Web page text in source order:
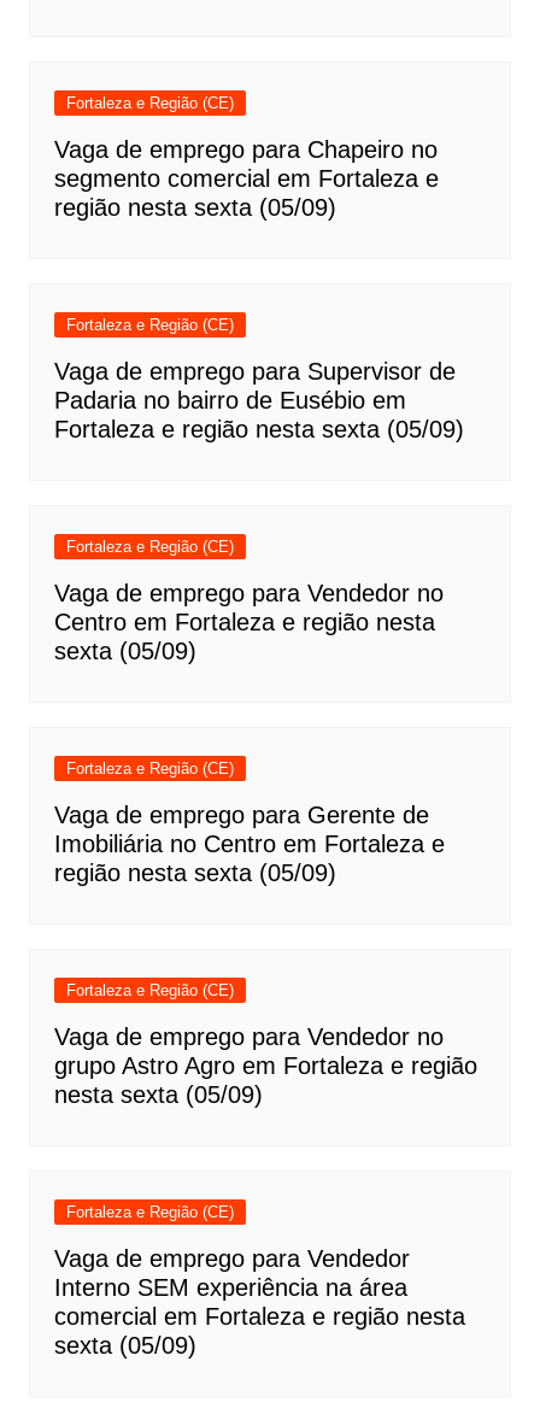
Fortaleza e Região (CE)
Vaga de emprego para Chapeiro no
segmento comercial em Fortaleza e
região nesta sexta (05/09)
Fortaleza e Região (CE)
Vaga de emprego para Supervisor de
Padaria no bairro de Eusébio em
Fortaleza e região nesta sexta (05/09)
Fortaleza e Região (CE)
Vaga de emprego para Vendedor no
Centro em Fortaleza e região nesta
sexta (05/09)
Fortaleza e Região (CE)
Vaga de emprego para Gerente de
Imobiliária no Centro em Fortaleza e
região nesta sexta (05/09)
Fortaleza e Região (CE)
Vaga de emprego para Vendedor no
grupo Astro Agro em Fortaleza e região
nesta sexta (05/09)
Fortaleza e Região (CE)
Vaga de emprego para Vendedor
Interno SEM experiência na área
comercial em Fortaleza e região nesta
sexta (05/09)